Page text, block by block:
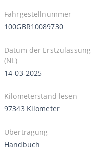
Fahrgestellnummer
100GBR10089730
Datum der Erstzulassung
(NL)
14-03-2025
Kilometerstand lesen
97343 Kilometer
Übertragung
Handbuch